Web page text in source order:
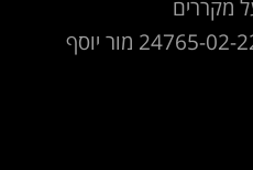
מקררים
'תובענה ייצוגית'- ת"צ 24765-02-22 מור יוסף